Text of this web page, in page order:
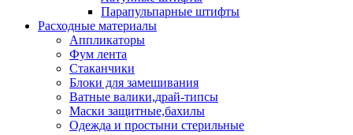
Парапульпарные штифты
Расходные материалы
Аппликаторы
Фум лента
Стаканчики
Блоки для замешивания
Ватные валики,драй-типсы
Маски защитные,бахилы
Одежда и простыни стерильные